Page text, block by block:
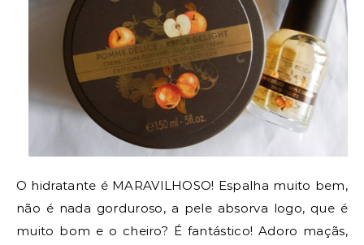
O hidratante é MARAVILHOSO! Espalha muito bem,
não é nada gorduroso, a pele absorva logo, que é
muito bom e o cheiro? É fantástico! Adoro maçãs,